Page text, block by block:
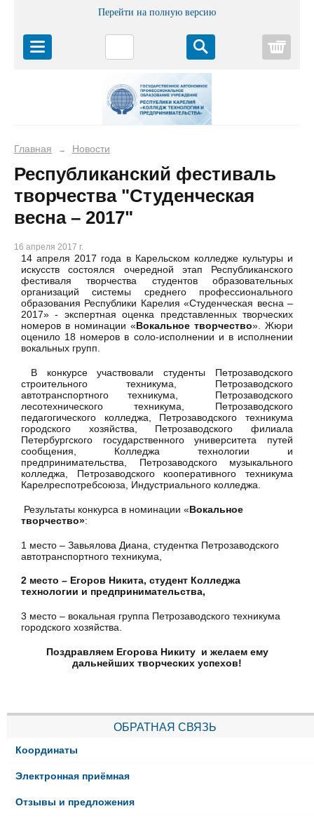
Перейти на полную версию
Главная → Новости
Республиканский фестиваль
творчества "Студенческая
весна – 2017"
16 апреля 2017 г.
14 апреля 2017 года в Карельском колледже культуры и
искусств состоялся очередной этап Республиканского
фестиваля творчества студентов образовательных
организаций системы среднего профессионального
образования Республики Карелия «Студенческая весна –
2017» - экспертная оценка представленных творческих
номеров в номинации «Вокальное творчество». Жюри
оценило 18 номеров в соло-исполнении и в исполнении
вокальных групп.
В конкурсе участвовали студенты Петрозаводского
строительного техникума, Петрозаводского
автотранспортного техникума, Петрозаводского
лесотехнического техникума, Петрозаводского
педагогического колледжа, Петрозаводского техникума
городского хозяйства, Петрозаводского филиала
Петербургского государственного университета путей
сообщения, Колледжа технологии и
предпринимательства, Петрозаводского музыкального
колледжа, Петрозаводского кооперативного техникума
Карелреспотребсоюза, Индустриального колледжа.
Результаты конкурса в номинации «Вокальное
творчество»:
1 место – Завьялова Диана, студентка Петрозаводского
автотранспортного техникума,
2 место – Егоров Никита, студент Колледжа
технологии и предпринимательства,
3 место – вокальная группа Петрозаводского техникума
городского хозяйства.
Поздравляем Егорова Никиту и желаем ему
дальнейших творческих успехов!
ОБРАТНАЯ СВЯЗЬ
Координаты
Электронная приёмная
Отзывы и предложения